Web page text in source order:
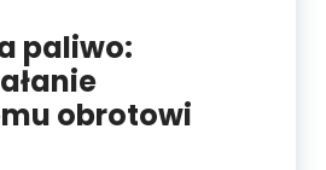
paliwo:
obrotowi